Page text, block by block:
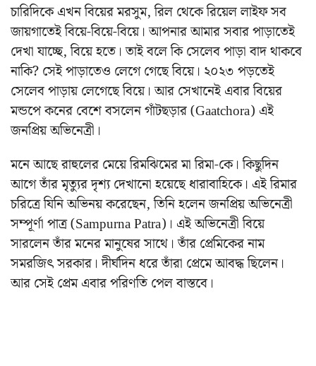
চারিদিকে এখন বিয়ের মরসুম, রিল থেকে রিয়েল লাইফ সব
জায়গাতেই বিয়ে-বিয়ে-বিয়ে। আপনার আমার সবার পাড়াতেই
দেখা যাচ্ছে, বিয়ে হতে। তাই বলে কি সেলেব পাড়া বাদ থাকবে
নাকি? সেই পাড়াতেও লেগে গেছে বিয়ে। ২০২৩ পড়তেই
সেলেব পাড়ায় লেগেছে বিয়ে। আর সেখানেই এবার বিয়ের
মন্ডপে কনের বেশে বসলেন গাঁটছড়ার (Gaatchora) এই
জনপ্রিয় অভিনেত্রী।
মনে আছে রাহুলের মেয়ে রিমঝিমের মা রিমা-কে। কিছুদিন
আগে তাঁর মৃত্যুর দৃশ্য দেখানো হয়েছে ধারাবাহিকে। এই রিমার
চরিত্রে যিনি অভিনয় করেছেন, তিনি হলেন জনপ্রিয় অভিনেত্রী
সম্পূর্ণা পাত্র (Sampurna Patra)। এই অভিনেত্রী বিয়ে
সারলেন তাঁর মনের মানুষের সাথে। তাঁর প্রেমিকের নাম
সমরজিৎ সরকার। দীর্ঘদিন ধরে তাঁরা প্রেমে আবদ্ধ ছিলেন।
আর সেই প্রেম এবার পরিণতি পেল বাস্তবে।